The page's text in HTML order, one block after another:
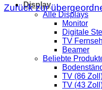
Display
Alle Displays
Monitor
Digitale
TV
Beamer
Beliebte
TV (86
TV (43
Zurück zur